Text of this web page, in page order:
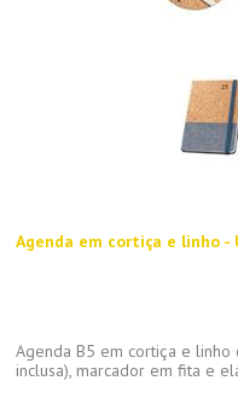
Agenda em cortiça e linho -
Agenda B5 em cortiça e
inclusa), marcador em fita e